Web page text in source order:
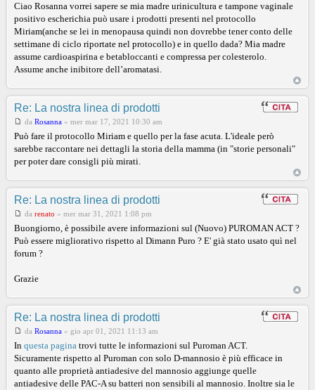
Ciao Rosanna vorrei sapere se mia madre urinicultura e tampone vaginale
positivo escherichia può usare i prodotti presenti nel protocollo
Miriam(anche se lei in menopausa quindi non dovrebbe tener conto delle
settimane di ciclo riportate nel protocollo) e in quello dada? Mia madre
assume cardioaspirina e betabloccanti e compressa per colesterolo.
Assume anche inibitore dell’aromatasi.
Re: La nostra linea di prodotti
da Rosanna » mer mar 17, 2021 10:30 am
Può fare il protocollo Miriam e quello per la fase acuta. L'ideale però
sarebbe raccontare nei dettagli la storia della mamma (in "storie personali"
per poter dare consigli più mirati.
Re: La nostra linea di prodotti
da renato » mer mar 31, 2021 1:08 pm
Buongiorno, è possibile avere informazioni sul (Nuovo) PUROMAN ACT ?
Può essere migliorativo rispetto al Dimann Puro ? E' già stato usato quì nel
forum ?
Grazie
Re: La nostra linea di prodotti
da Rosanna » gio apr 01, 2021 11:13 am
In questa pagina trovi tutte le informazioni sul Puroman ACT.
Sicuramente rispetto al Puroman con solo D-mannosio è più efficace in
quanto alle proprietà antiadesive del mannosio aggiunge quelle
antiadesive delle PAC-A su batteri non sensibili al mannosio. Inoltre sia le